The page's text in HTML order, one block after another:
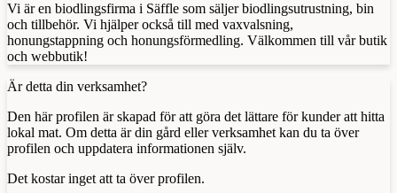
Vi är en biodlingsfirma i Säffle som säljer biodlingsutrustning, bin
och tillbehör. Vi hjälper också till med vaxvalsning,
honungstappning och honungsförmedling. Välkommen till vår butik
och webbutik!
Är detta din verksamhet?
Den här profilen är skapad för att göra det lättare för kunder att hitta
lokal mat. Om detta är din gård eller verksamhet kan du ta över
profilen och uppdatera informationen själv.
Det kostar inget att ta över profilen.